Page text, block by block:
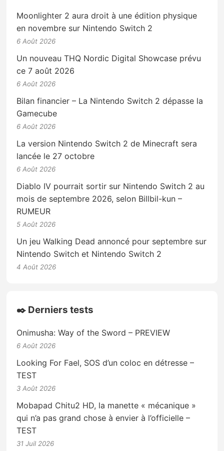
Moonlighter 2 aura droit à une édition physique
en novembre sur Nintendo Switch 2
6 Août 2026
Un nouveau THQ Nordic Digital Showcase prévu
ce 7 août 2026
6 Août 2026
Bilan financier – La Nintendo Switch 2 dépasse la
Gamecube
6 Août 2026
La version Nintendo Switch 2 de Minecraft sera
lancée le 27 octobre
6 Août 2026
Diablo IV pourrait sortir sur Nintendo Switch 2 au
mois de septembre 2026, selon Billbil-kun –
RUMEUR
5 Août 2026
Un jeu Walking Dead annoncé pour septembre sur
Nintendo Switch et Nintendo Switch 2
4 Août 2026
✒️ Derniers tests
Onimusha: Way of the Sword – PREVIEW
6 Août 2026
Looking For Fael, SOS d’un coloc en détresse –
TEST
3 Août 2026
Mobapad Chitu2 HD, la manette « mécanique »
qui n’a pas grand chose à envier à l’officielle –
TEST
31 Juil 2026